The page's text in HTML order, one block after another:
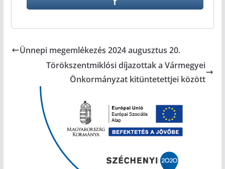
Ünnepi megemlékezés 2024 augusztus 20.
Törökszentmiklósi díjazottak a Vármegyei
Önkormányzat kitüntetettjei között